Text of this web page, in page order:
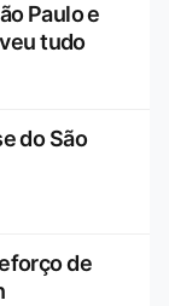
Paulo e
tudo
do São
de